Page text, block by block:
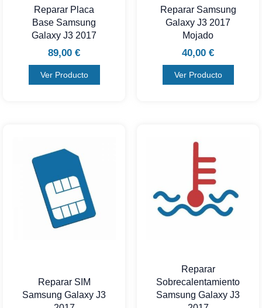
Reparar Placa
Base Samsung
Galaxy J3 2017
89,00 €
Ver Producto
Reparar Samsung
Galaxy J3 2017
Mojado
40,00 €
Ver Producto
Reparar SIM
Samsung Galaxy J3
Reparar
Sobrecalentamiento
Samsung Galaxy J3